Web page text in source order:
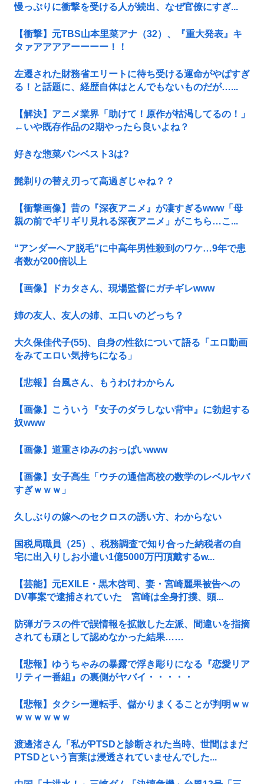
慢っぷりに衝撃を受ける人が続出、なぜ官僚にすぎ...
【衝撃】元TBS山本里菜アナ（32）、『重大発表』キ
タァアアアアーーーー！！
左遷された財務省エリートに待ち受ける運命がやばすぎ
る！と話題に、経歴自体はとんでもないものだが…...
【解決】アニメ業界「助けて！原作が枯渇してるの！」
←いや既存作品の2期やったら良いよね？
好きな惣菜パンベスト3は?
髭剃りの替え刃って高過ぎじゃね？？
【衝撃画像】昔の『深夜アニメ』が凄すぎるwww「母
親の前でギリギリ見れる深夜アニメ」がこちら…こ...
“アンダーヘア脱毛”に中高年男性殺到のワケ…9年で患
者数が200倍以上
【画像】ドカタさん、現場監督にガチギレwww
姉の友人、友人の姉、エ口いのどっち？
大久保佳代子(55)、自身の性欲について語る「エロ動画
をみてエロい気持ちになる」
【悲報】台風さん、もうわけわからん
【画像】こういう『女子のダラしない背中』に勃起する
奴www
【画像】道重さゆみのおっぱいwww
【画像】女子高生「ウチの通信高校の数学のレベルヤバ
すぎｗｗｗ」
久しぶりの嫁へのセクロスの誘い方、わからない
国税局職員（25）、税務調査で知り合った納税者の自
宅に出入りしお小遣い1億5000万円頂戴するw...
【芸能】元EXILE・黒木啓司、妻・宮崎麗果被告への
DV事案で逮捕されていた 宮崎は全身打撲、頭...
防弾ガラスの件で誤情報を拡散した左派、間違いを指摘
されても頑として認めなかった結果……
【悲報】ゆうちゃみの暴露で浮き彫りになる『恋愛リア
リティー番組』の裏側がヤバイ・・・・・
【悲報】タクシー運転手、儲かりまくることが判明ｗｗ
ｗｗｗｗｗｗ
渡邊渚さん「私がPTSDと診断された当時、世間はまだ
PTSDという言葉は浸透されていませんでした...